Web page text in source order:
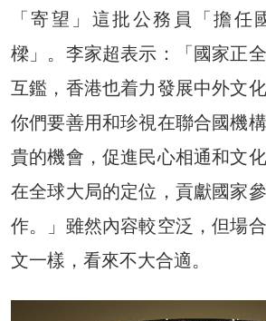
「寄望」這批公務員「擔任
樑」。李家超表示：「國家正
互鑑，香港也着力發展中外文化
你們要善用和珍視在聯合國機
貴的機會，促進民心相通和文
在全球大局的定位，貢獻國家
作。」雖然內容較空泛，但場
文一樣，看來不大合適。